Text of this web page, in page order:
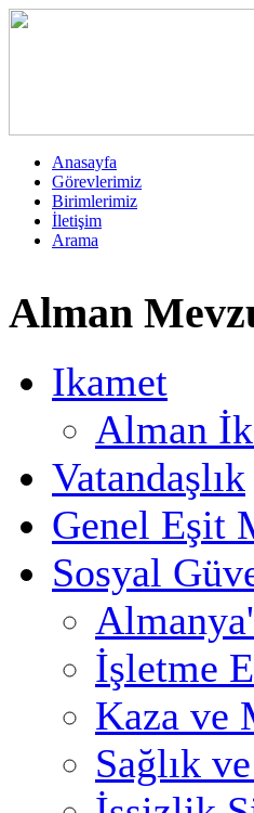
Anasayfa
Görevlerimiz
Birimlerimiz
İletişim
Arama
Alman
Ikamet
Alman
Vatandaşlık
Genel Eşit
Sosyal
İşletme
Kaza ve
Sağlık